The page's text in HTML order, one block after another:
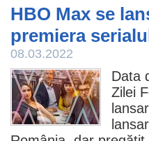
HBO Max se
premiera
08.03.2022
Data
Zilei